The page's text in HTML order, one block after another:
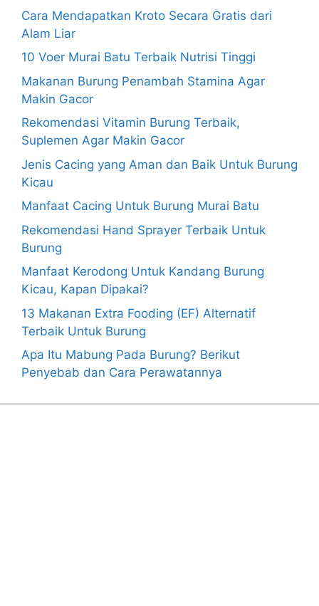
Cara Mendapatkan Kroto Secara Gratis dari
Alam Liar
10 Voer Murai Batu Terbaik Nutrisi Tinggi
Makanan Burung Penambah Stamina Agar
Makin Gacor
Rekomendasi Vitamin Burung Terbaik,
Suplemen Agar Makin Gacor
Jenis Cacing yang Aman dan Baik Untuk Burung
Kicau
Manfaat Cacing Untuk Burung Murai Batu
Rekomendasi Hand Sprayer Terbaik Untuk
Burung
Manfaat Kerodong Untuk Kandang Burung
Kicau, Kapan Dipakai?
13 Makanan Extra Fooding (EF) Alternatif
Terbaik Untuk Burung
Apa Itu Mabung Pada Burung? Berikut
Penyebab dan Cara Perawatannya